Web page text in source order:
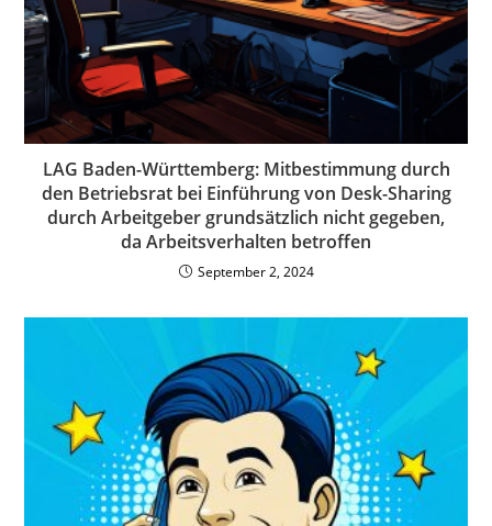
LAG Baden-Württemberg: Mitbestimmung durch
den Betriebsrat bei Einführung von Desk-Sharing
durch Arbeitgeber grundsätzlich nicht gegeben,
da Arbeitsverhalten betroffen
September 2, 2024